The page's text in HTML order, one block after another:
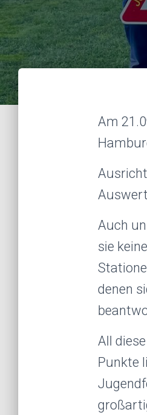
Am
Auch
sie
denen
All
Punkte